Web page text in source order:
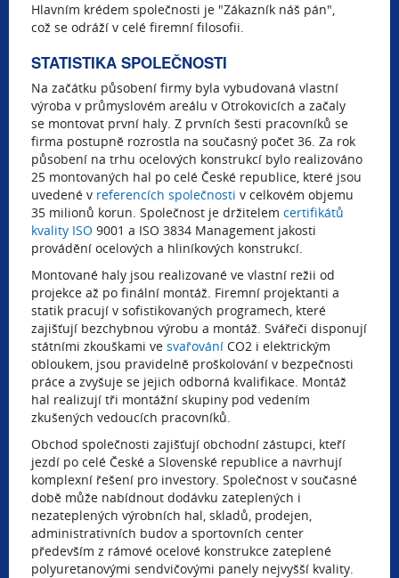
Hlavním krédem společnosti je "Zákazník náš pán",
což se odráží v celé firemní filosofii.
STATISTIKA SPOLEČNOSTI
Na začátku působení firmy byla vybudovaná vlastní
výroba v průmyslovém areálu v Otrokovicích a začaly
se montovat první haly. Z prvních šesti pracovníků se
firma postupně rozrostla na současný počet 36. Za rok
působení na trhu ocelových konstrukcí bylo realizováno
25 montovaných hal po celé České republice, které jsou
uvedené v referencích společnosti v celkovém objemu
35 milionů korun. Společnost je držitelem certifikátů
kvality ISO 9001 a ISO 3834 Management jakosti
provádění ocelových a hliníkových konstrukcí.
Montované haly jsou realizované ve vlastní režii od
projekce až po finální montáž. Firemní projektanti a
statik pracují v sofistikovaných programech, které
zajišťují bezchybnou výrobu a montáž. Svářeči disponují
státními zkouškami ve svařování CO2 i elektrickým
obloukem, jsou pravidelně proškolování v bezpečnosti
práce a zvyšuje se jejich odborná kvalifikace. Montáž
hal realizují tři montážní skupiny pod vedením
zkušených vedoucích pracovníků.
Obchod společnosti zajišťují obchodní zástupci, kteří
jezdí po celé České a Slovenské republice a navrhují
komplexní řešení pro investory. Společnost v současné
době může nabídnout dodávku zateplených i
nezateplených výrobních hal, skladů, prodejen,
administrativních budov a sportovních center
především z rámové ocelové konstrukce zateplené
polyuretanovými sendvičovými panely nejvyšší kvality.